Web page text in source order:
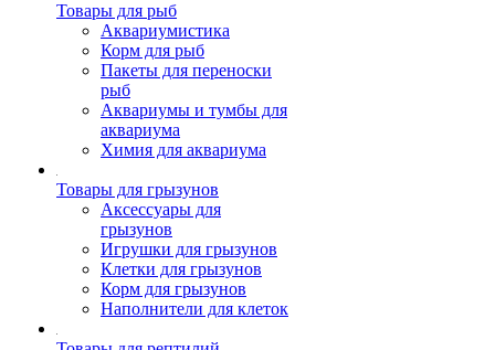
Товары для рыб
Аквариумистика
Корм для рыб
Пакеты для переноски
рыб
Аквариумы и тумбы для
аквариума
Химия для аквариума
Товары для грызунов
Аксессуары для
грызунов
Игрушки для грызунов
Клетки для грызунов
Корм для грызунов
Наполнители для клеток